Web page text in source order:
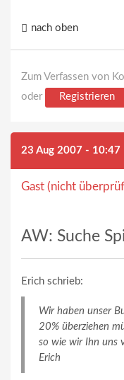
nach oben
Zum Verfassen von
oder
Registrieren
23 Aug 2007 - 10:47
Gast (nicht
AW: Suche
Erich schrieb:
Wir haben unser
20% überziehen
so wie wir Ihn uns
Erich